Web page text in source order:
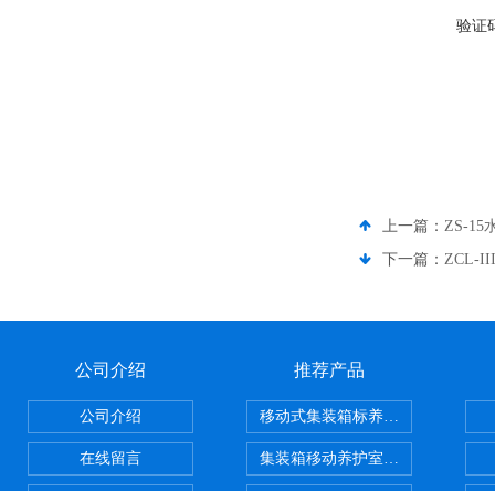
验证
上一篇： ZS-15
下一篇： ZCL-
公司介绍
公司介绍
在线留言
推荐产品
移动式集装箱标养室 养护室设备
集装箱移动养护室 标养室